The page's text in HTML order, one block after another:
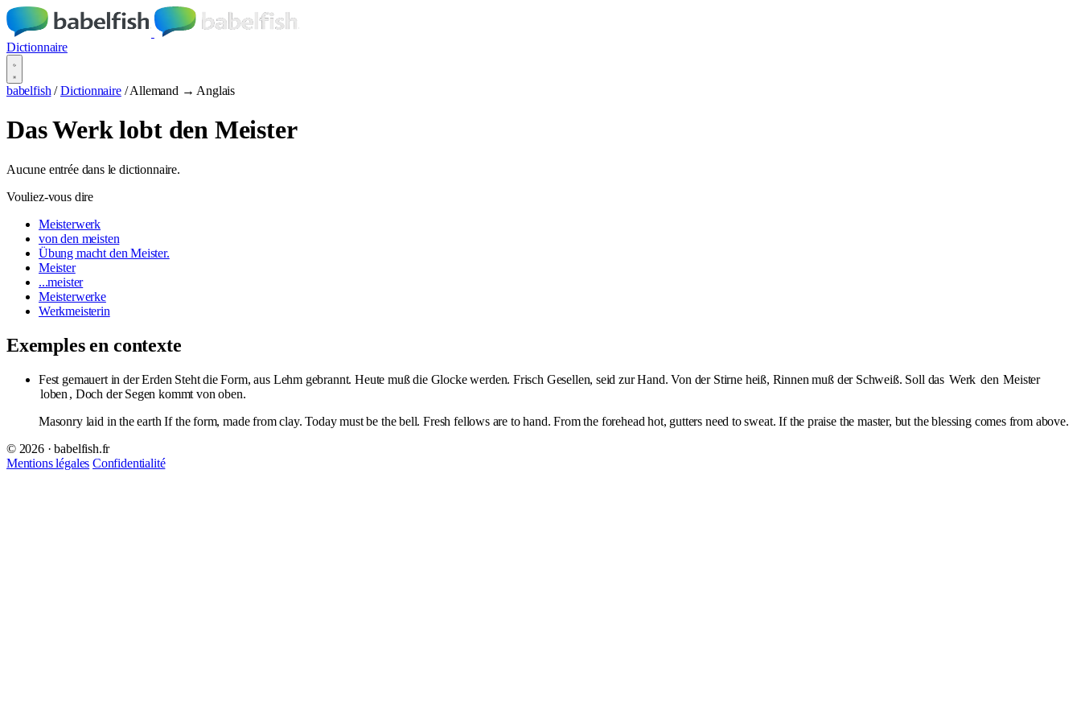
Dictionnaire
babelfish / Dictionnaire / Allemand → Anglais
Das Werk lobt den Meister
Aucune entrée dans le dictionnaire.
Vouliez-vous dire
Meisterwerk
von den meisten
Übung macht den Meister.
Meister
...meister
Meisterwerke
Werkmeisterin
Exemples en contexte
Fest gemauert in der Erden Steht die Form, aus Lehm gebrannt. Heute muß die Glocke werden. Frisch Gesellen, seid zur Hand. Von der Stirne heiß, Rinnen muß der Schweiß. Soll das Werk den Meister
loben , Doch der Segen kommt von oben.
Masonry laid in the earth If the form, made from clay. Today must be the bell. Fresh fellows are to hand. From the forehead hot, gutters need to sweat. If the praise the master, but the blessing comes from above.
© 2026 · babelfish.fr
Mentions légales Confidentialité